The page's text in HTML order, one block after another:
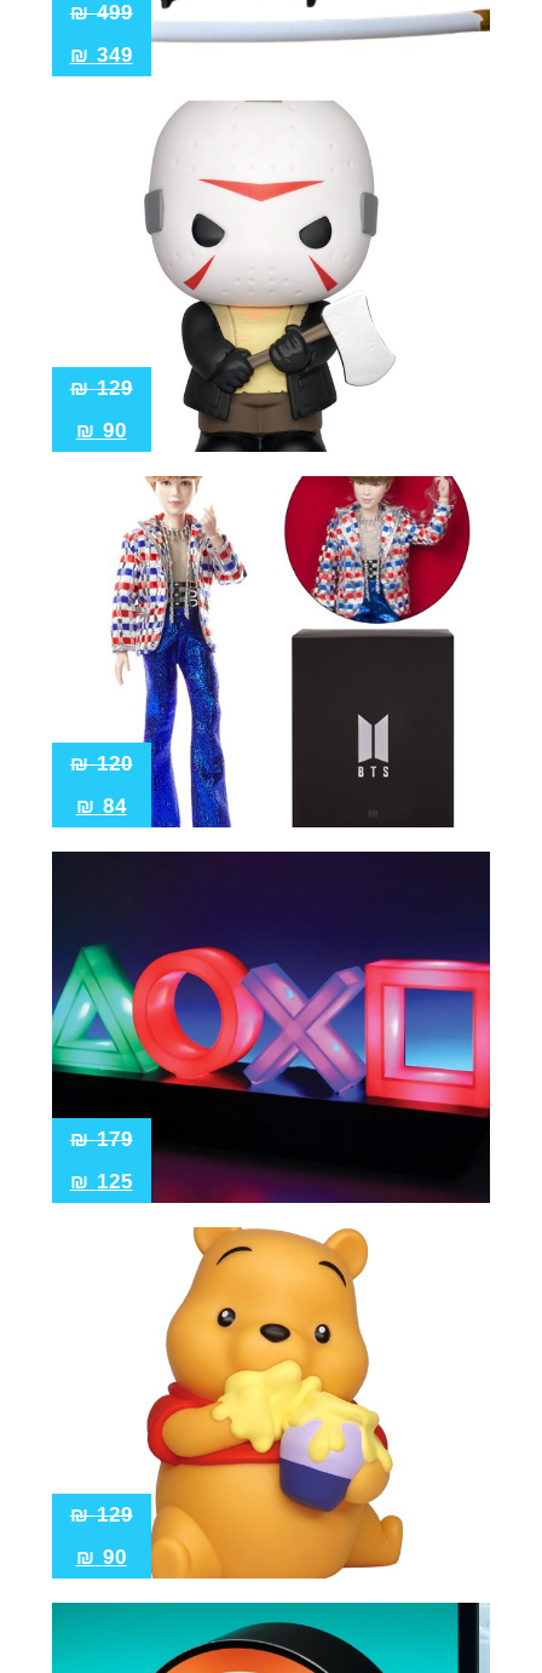
499
₪
349
₪
129
₪
90
₪
120
₪
84
₪
179
₪
125
₪
129
₪
90
₪